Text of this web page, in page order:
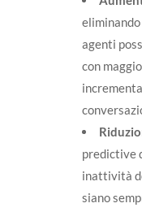
agenti
con
predictive
inattività
siano